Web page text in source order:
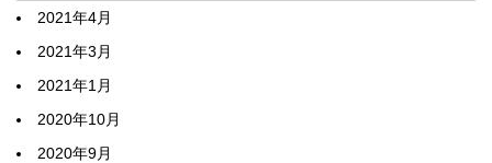
2021年4月
2021年3月
2021年1月
2020年10月
2020年9月